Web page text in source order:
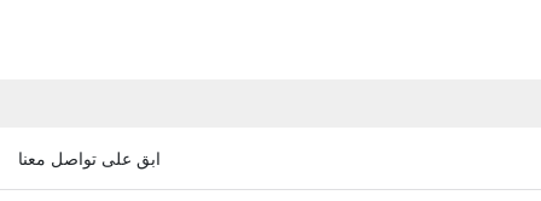
ابق على تواصل معنا